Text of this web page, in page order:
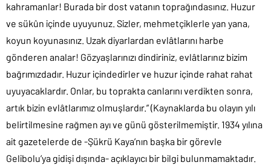
kahramanlar! Burada bir dost vatanın toprağındasınız. Huzur
ve sükûn içinde uyuyunuz. Sizler, mehmetçiklerle yan yana,
koyun koyunasınız. Uzak diyarlardan evlâtlarını harbe
gönderen analar! Gözyaşlarınızı dindiriniz, evlâtlarınız bizim
bağrımızdadır. Huzur içindedirler ve huzur içinde rahat rahat
uyuyacaklardır. Onlar, bu toprakta canlarını verdikten sonra,
artık bizin evlâtlarımız olmuşlardır.” (Kaynaklarda bu olayın yılı
belirtilmesine rağmen ayı ve günü gösterilmemiştir. 1934 yılına
ait gazetelerde de -Şükrü Kaya’nın başka bir görevle
Gelibolu’ya gidişi dışında- açıklayıcı bir bilgi bulunmamaktadır.